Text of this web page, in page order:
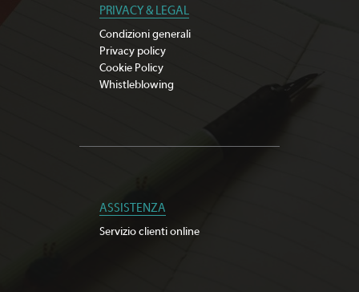
PRIVACY & LEGAL
Condizioni generali
Privacy policy
Cookie Policy
Whistleblowing
ASSISTENZA
Servizio clienti online